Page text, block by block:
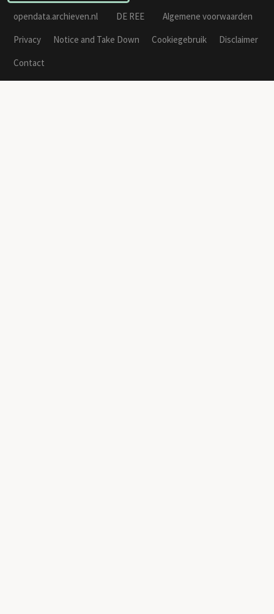
opendata.archieven.nl DE REE
Algemene voorwaarden
Privacy
Notice and Take Down Cookiegebruik
Disclaimer
Contact